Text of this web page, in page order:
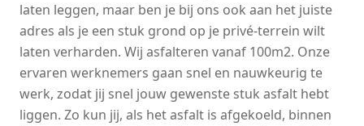
laten leggen, maar ben je bij ons ook aan het juiste
adres als je een stuk grond op je privé-terrein wilt
laten verharden. Wij asfalteren vanaf 100m2. Onze
ervaren werknemers gaan snel en nauwkeurig te
werk, zodat jij snel jouw gewenste stuk asfalt hebt
liggen. Zo kun jij, als het asfalt is afgekoeld, binnen